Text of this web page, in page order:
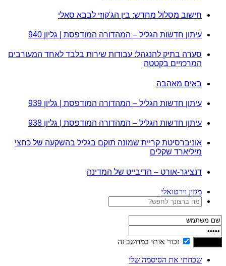
חישוב מסלול מחדש: בין הג'קוזי לבבא סאלי
עיתון חדשות הגליל – המהדורה המודפסת | גליון 940
סערה בתיק להנגהל: עבודות שירות בלבד לאחד המעורבים
המרכזיים בקטטה
באים מאהבה
עיתון חדשות הגליל – המהדורה המודפסת | גליון 939
עיתון חדשות הגליל – המהדורה המודפסת | גליון 938
אוניברסיטת קריית שמונה תוקם בגליל בהשקעה של כחצי
מיליארד שקלים
דנציגר-אורט – הדיבייט של המדינה
מגזין וירטואלי
זכור אותי במחשב זה
שכחתי את הסיסמה שלי